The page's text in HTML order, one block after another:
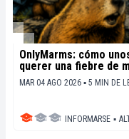
OnlyMarms: cómo
querer una fiebre de
MAR 04 AGO 2026 ▪ 5 MIN DE
INFORMARSE ▪